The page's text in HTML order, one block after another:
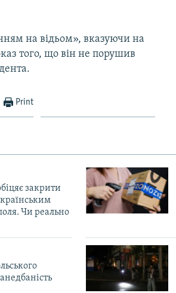
на відьом», вказуючи на
того, що він не порушив
Print
закрити
Чи реально